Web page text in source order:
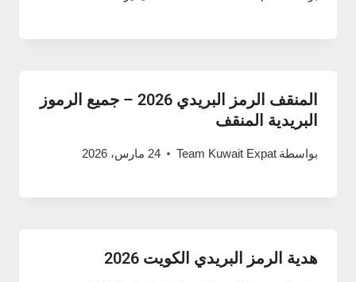
المنقف الرمز البريدي 2026 – جميع الرموز
البريدية المنقف
بواسطة Team Kuwait Expat 24 مارس، 2026
هدية الرمز البريدي الكويت 2026